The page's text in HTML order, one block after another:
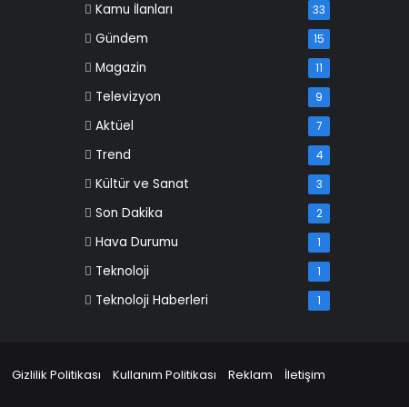
Kamu İlanları 33
Gündem 15
Magazin 11
Televizyon 9
Aktüel 7
Trend 4
Kültür ve Sanat 3
Son Dakika 2
Hava Durumu 1
Teknoloji 1
Teknoloji Haberleri 1
Gizlilik Politikası Kullanım Politikası Reklam İletişim